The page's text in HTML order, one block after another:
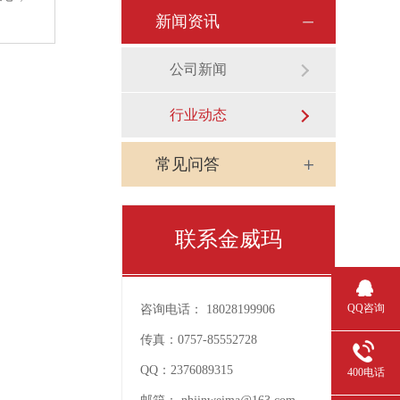
新闻资讯
公司新闻
行业动态
常见问答
联系金威玛
咨询电话： 18028199906
传真： 0757-85552728
QQ： 2376089315
QQ咨询
400电话